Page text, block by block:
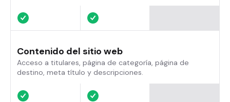
Contenido del sitio web
Acceso a titulares, página de categoría, página de
destino, meta título y descripciones.